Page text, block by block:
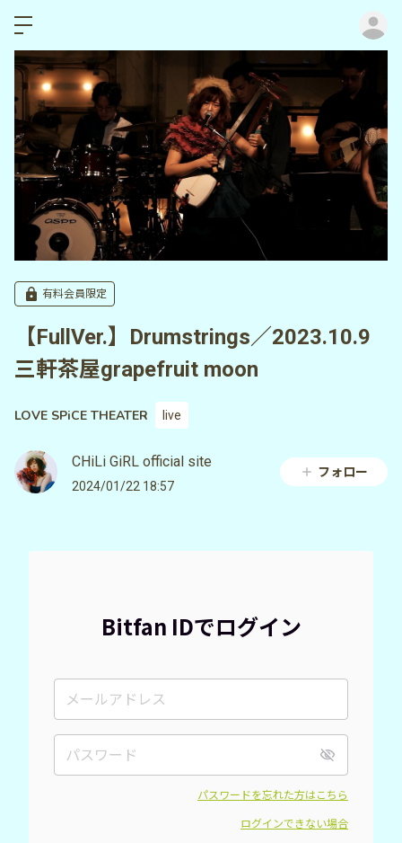
有料会員限定
【FullVer.】Drumstrings／2023.10.9
三軒茶屋grapefruit moon
LOVE SPiCE THEATER live
CHiLi GiRL official site
2024/01/22 18:57
フォロー
Bitfan IDでログイン
パスワードを忘れた方はこちら
ログインできない場合